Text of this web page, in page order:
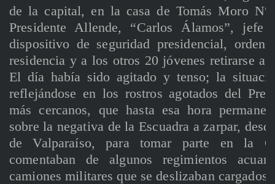
de la capital, en la casa de Tomás Moro
Presidente Allende, “Carlos Álamos”,
dispositivo de seguridad presidencial,
residencia y a los otros 20 jóvenes retirarse a
El día había sido agitado y tenso; la
reflejándose en los rostros agotados del
más cercanos, que hasta esa hora
sobre la negativa de la Escuadra a zarpar,
de Valparaíso, para tomar parte en la
comentaban de algunos regimientos
camiones militares que se deslizaban cargados